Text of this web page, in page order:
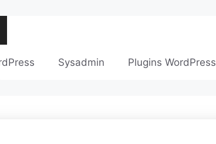
Sysadmin Plugins WordPress